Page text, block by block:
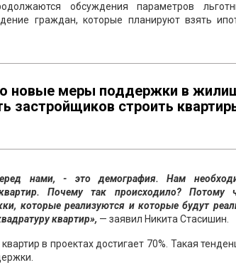
обсуждения параметров
граждан, которые планируют взять
новые меры поддержки в
застройщиков строить
нами, - это демография. Нам
Почему так происходило? Потому
которые реализуются и которые будут
квартир», — заявил Никита Стасишин.
в проектах достигает 70%. Такая